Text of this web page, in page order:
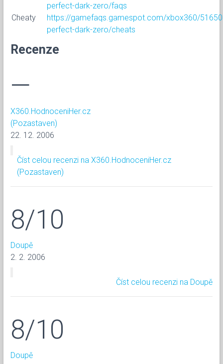
perfect-dark-zero/faqs
Cheaty
https://gamefaqs.gamespot.com/xbox360/
perfect-dark-zero/cheats
Recenze
—
X360.HodnoceniHer.cz
(Pozastaven)
22. 12. 2006
Číst celou recenzi na X360.HodnoceniHer.cz
(Pozastaven)
8/10
Doupě
2. 2. 2006
Číst celou recenzi na Doupě
8/10
Doupě